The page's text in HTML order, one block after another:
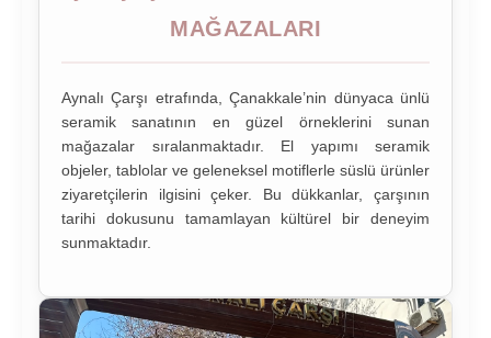
MAĞAZALARI
Aynalı Çarşı etrafında, Çanakkale’nin dünyaca ünlü
seramik sanatının en güzel örneklerini sunan
mağazalar sıralanmaktadır. El yapımı seramik
objeler, tablolar ve geleneksel motiflerle süslü ürünler
ziyaretçilerin ilgisini çeker. Bu dükkanlar, çarşının
tarihi dokusunu tamamlayan kültürel bir deneyim
sunmaktadır.